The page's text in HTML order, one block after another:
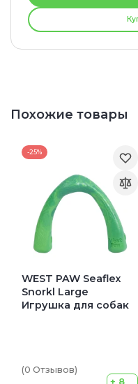
Похожие товары
-25%
WEST PAW Seaflex
Snorkl Large
Игрушка для собак
(0 Отзывов)
+ 8